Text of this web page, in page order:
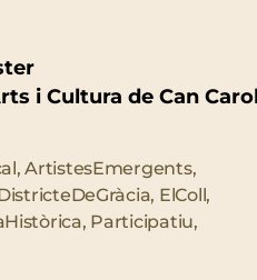
i Cultura de Can
,ArtistesEmergents,
, ElColl ,
, Participatiu,